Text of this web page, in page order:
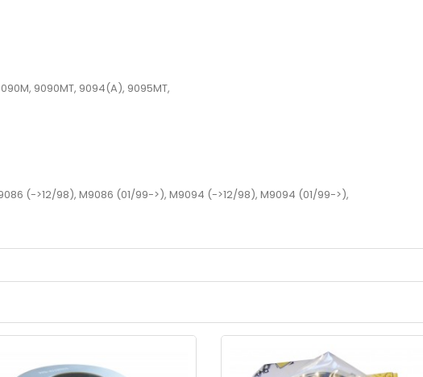
9090MT, 9094(A), 9095MT,
(->12/98), M9086 (01/99->), M9094 (->12/98), M9094 (01/99->),